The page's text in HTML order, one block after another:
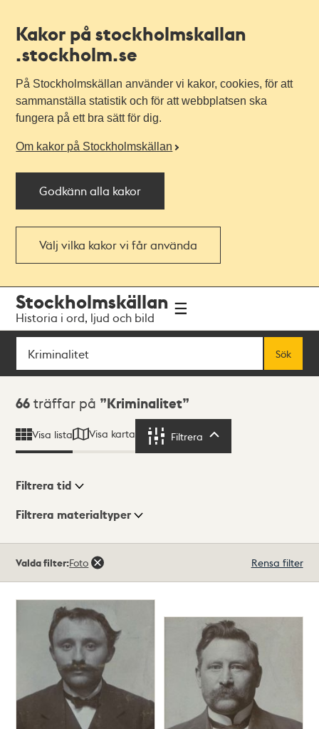
Kakor på stockholmskallan
.stockholm.se
På Stockholmskällan använder vi kakor, cookies, för att
sammanställa statistik och för att webbplatsen ska
fungera på ett bra sätt för dig.
Om kakor på Stockholmskällan
Godkänn alla kakor
Välj vilka kakor vi får använda
navigationen
huvudinnehållet
Stockholmskällan
Historia i ord, ljud och bild
Sök
Sök
Sökresultat
66 träffar på Kriminalitet
Visa lista Visa karta Filtrera
Visningsläge
Filtrera tid
Filtrera materialtyper
träffar
Valda filter:Foto Rensa filter